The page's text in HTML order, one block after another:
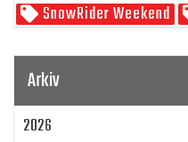
SnowRider Weekend
SnowRider Hoddie
Zeppelinarn
Klim
Arkiv
2026